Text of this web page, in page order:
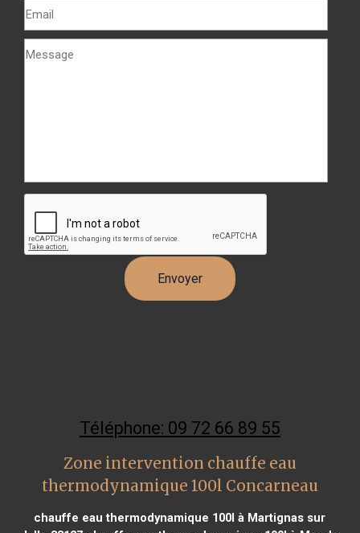
Téléphone: 09 72 66 89 55
Zone intervention chauffe eau
thermodynamique 100l Concarneau
chauffe eau thermodynamique 100l à Martignas sur